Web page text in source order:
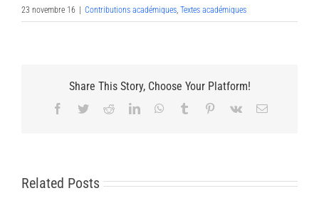
23 novembre 16 Contributions académiques, Textes académiques
Share This Story, Choose Your Platform!
Facebook
TwitterRedditLinkedInWhatsApp
Tumblr Pinterest
Vk Email
Related Posts